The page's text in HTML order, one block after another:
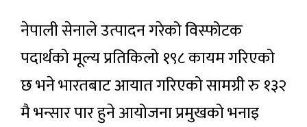
नेपाली सेनाले उत्पादन गरेको विस्फोटक
पदार्थको मूल्य प्रतिकिलो १९८ कायम गरिएको
छ भने भारतबाट आयात गरिएको सामग्री रु १३२
मै भन्सार पार हुने आयोजना प्रमुखको भनाइ